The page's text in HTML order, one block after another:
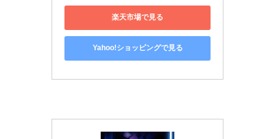
楽天市場で見る
Yahoo!ショッピングで見る